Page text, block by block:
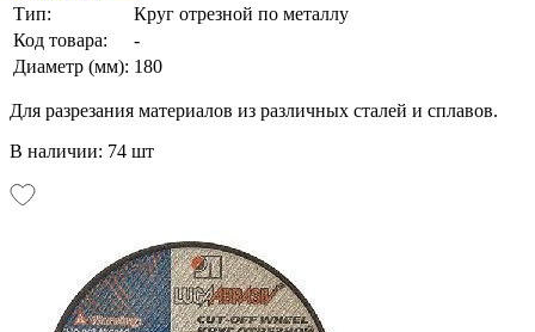
Тип:
Круг отрезной по металлу
Код товара:
-
Диаметр (мм): 180
Для разрезания материалов из различных сталей и сплавов.
В наличии: 74 шт